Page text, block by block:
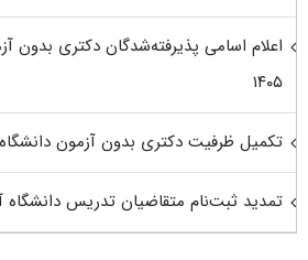
اعلام اسامی پذیرفته‌شدگان دکتری بدون
۱۴۰۵
تکمیل ظرفیت دکتری بدون آزمون دانشگاه
تمدید ثبت‌نام متقاضیان تدریس دانشگاه آزاد